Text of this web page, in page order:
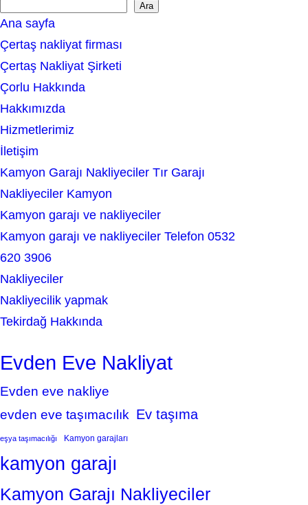
e
a
r
c
h
Ara
Ana sayfa
Çertaş nakliyat firması
Çertaş Nakliyat Şirketi
Çorlu Hakkında
Hakkımızda
Hizmetlerimiz
İletişim
Kamyon Garajı Nakliyeciler Tır Garajı
Nakliyeciler Kamyon
Kamyon garajı ve nakliyeciler
Kamyon garajı ve nakliyeciler Telefon 0532
620 3906
Nakliyeciler
Nakliyecilik yapmak
Tekirdağ Hakkında
Evden Eve Nakliyat
Evden eve nakliye
evden eve taşımacılık Ev taşıma
eşya taşımacılığı Kamyon garajları
kamyon garajı
Kamyon Garajı Nakliyeciler